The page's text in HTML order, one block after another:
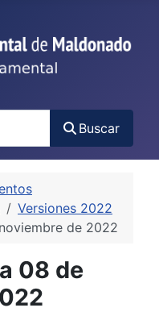
Buscar
Versiones 2022
de 2022
08 de